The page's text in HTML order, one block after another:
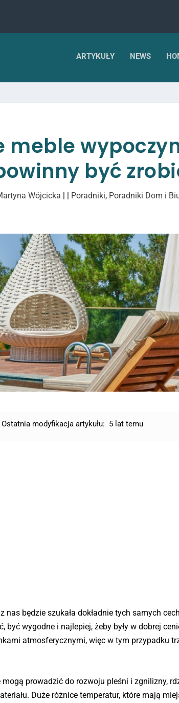
ARTYKUŁY NEWS
meble
być
Wójcicka | | Poradniki, Poradniki Dom i
Ostatnia modyfikacja artykułu: 5 lat temu
nas będzie szukała dokładnie tych samych
być wygodne i najlepiej, żeby były w dobrej
atmosferycznymi, więc w tym przypadku
prowadzić do rozwoju pleśni i zgnilizny,
Duże różnice temperatur, które mają